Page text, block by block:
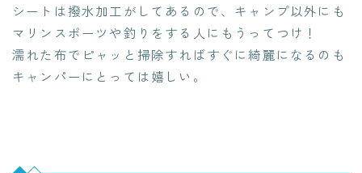
シートは撥水加工がしてあるので、キャンプ以外にも
マリンスポーツや釣りをする人にもうってつけ！
濡れた布でピャッと掃除すればすぐに綺麗になるのも
キャンパーにとっては嬉しい。